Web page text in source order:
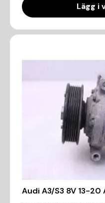
Lägg i
Audi A3/S3 8V 13-20